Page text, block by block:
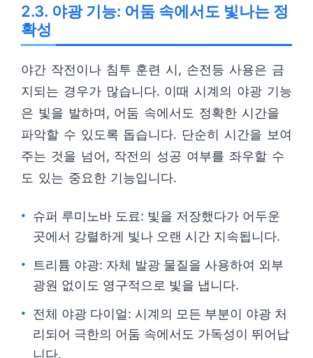
2.3. 야광 기능: 어둠 속에서도 빛나는 정
확성
야간 작전이나 침투 훈련 시, 손전등 사용은 금
지되는 경우가 많습니다. 이때 시계의 야광 기능
은 빛을 발하며, 어둠 속에서도 정확한 시간을
파악할 수 있도록 돕습니다. 단순히 시간을 보여
주는 것을 넘어, 작전의 성공 여부를 좌우할 수
도 있는 중요한 기능입니다.
슈퍼 루미노바 도료: 빛을 저장했다가 어두운
곳에서 강렬하게 빛나 오랜 시간 지속됩니다.
트리튬 야광: 자체 발광 물질을 사용하여 외부
광원 없이도 영구적으로 빛을 냅니다.
전체 야광 다이얼: 시계의 모든 부분이 야광 처
리되어 극한의 어둠 속에서도 가독성이 뛰어납
니다.